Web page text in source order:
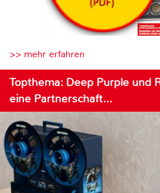
>> mehr erfahren
Topthema: Deep Purple und
eine Partnerschaft…